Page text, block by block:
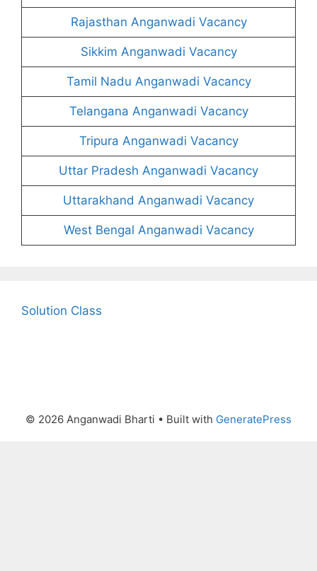
Rajasthan Anganwadi Vacancy
Sikkim Anganwadi Vacancy
Tamil Nadu Anganwadi Vacancy
Telangana Anganwadi Vacancy
Tripura Anganwadi Vacancy
Uttar Pradesh Anganwadi Vacancy
Uttarakhand Anganwadi Vacancy
West Bengal Anganwadi Vacancy
Solution Class
© 2026 Anganwadi Bharti • Built with GeneratePress